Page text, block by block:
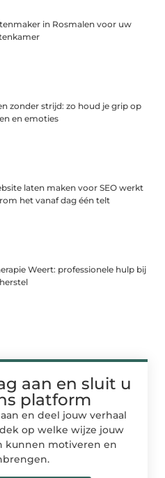
in Rosmalen voor uw
zonder strijd: zo houd je grip op
en emoties
laten maken voor SEO werkt
het vanaf dag één telt
Weert: professionele hulp bij
aan en sluit u
platform
en deel jouw verhaal
op welke wijze jouw
kunnen motiveren en